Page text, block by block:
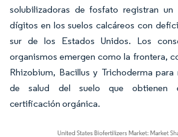
solubilizadoras de fosfato registran
dígitos en los suelos calcáreos con
sur de los Estados Unidos. Los
organismos emergen como la frontera,
Rhizobium, Bacillus y Trichoderma para
de salud del suelo que obtienen
certificación orgánica.